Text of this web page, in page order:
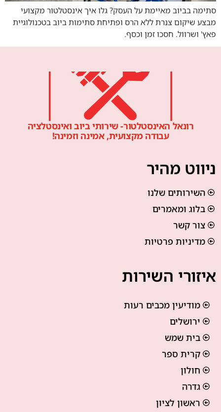
סתימה בביוב מאיימת על העסק? גלו איך אינסטלטור מקצועי
מבצע שיקום צנרת ללא הרס ופתיחת סתימות ביוב בטכנולוגיית
פאץ' ושרוול. חסכו זמן וכסף.
רונאל האינסטלטור- שירותי ביוב ואינסטלציה
עבודה מקצועית, אמינה וזמינה!
ניווט מהיר
השירותים שלנו
בלוג ומאמרים
צור קשר
מדיניות פרטיות
איזורי השירות
מודיעין מכבים רעות
ירושלים
בית שמש
קרית ספר
חולון
גדרה
ראשון לציון